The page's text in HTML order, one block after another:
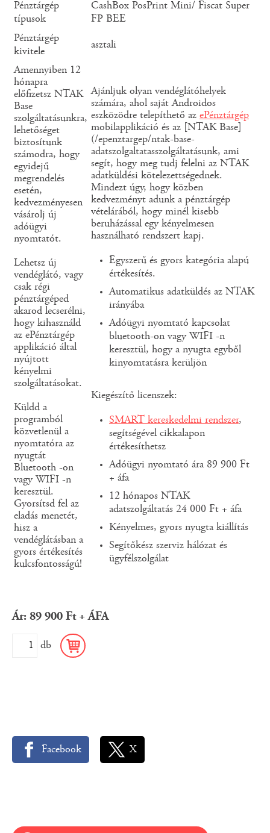
Ár: 89 900 Ft + ÁFA
db
Pénztárgép
típusok
CashBox PosPrint Mini/ Fiscat Super
FP BEE
Pénztárgép
kivitele
asztali
Amennyiben 12
hónapra
előfizetsz NTAK
Base
szolgáltatásunkra,
lehetőséget
biztosítunk
számodra, hogy
egyidejű
megrendelés
esetén,
kedvezményesen
vásárolj új
adóügyi
nyomtatót.
Lehetsz új
vendéglátó, vagy
csak régi
pénztárgéped
akarod lecserélni,
hogy kihasználd
az ePénztárgép
applikáció által
nyújtott
kényelmi
szolgáltatásokat.
Küldd a
programból
közvetlenül a
nyomtatóra az
nyugtát
Bluetooth -on
vagy WIFI -n
keresztül.
Gyorsítsd fel az
eladás menetét,
hisz a
vendéglátásban a
gyors értékesítés
kulcsfontosságú!
Ajánljuk olyan vendéglátóhelyek
számára, ahol saját Androidos
eszközödre telepíthető az ePénztárgép
mobilapplikáció és az [NTAK Base]
(/epenztargep/ntak-base-
adatszolgaltatasszolgáltatásunk, ami
segít, hogy meg tudj felelni az NTAK
adatküldési kötelezettségednek.
Mindezt úgy, hogy közben
kedvezményt adunk a pénztárgép
vételárából, hogy minél kisebb
beruházással egy kényelmesen
használható rendszert kapj.
Egyszerű és gyors kategória alapú
értékesítés.
Automatikus adatküldés az NTAK
irányába
Adóügyi nyomtató kapcsolat
bluetooth-on vagy WIFI -n
keresztül, hogy a nyugta egyből
kinyomtatásra kerüljön
Kiegészítő licenszek:
SMART kereskedelmi rendszer,
segítségével cikkalapon
értékesíthetsz
Adóügyi nyomtató ára 89 900 Ft
+ áfa
12 hónapos NTAK
adatszolgáltatás 24 000 Ft + áfa
Kényelmes, gyors nyugta kiállítás
Segítőkész szerviz hálózat és
ügyfélszolgálat
Facebook X